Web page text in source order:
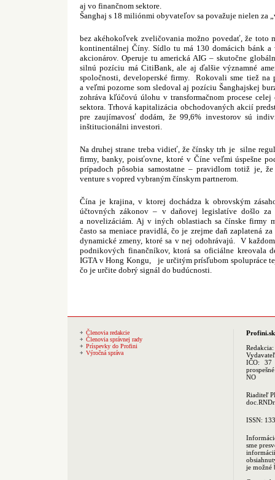
aj vo finančnom sektore.
Šanghaj s 18 miliónmi obyvateľov sa považuje nielen za
bez akéhokoľvek zveličovania možno povedať, že toto
kontinentálnej Číny. Sídlo tu má 130 domácich bánk a
akcionárov. Operuje tu americká AIG – skutočne
silnú pozíciu má CitiBank, ale aj ďalšie významné
spoločnosti, developerské firmy.
Rokovali sme tiež na
a veľmi pozorne som sledoval aj pozíciu Šanghajskej
zohráva kľúčovú úlohu v transformačnom procese
sektora. Trhová kapitalizácia obchodovaných akcií
pre zaujímavosť dodám, že 99,6% investorov sú
inštitucionálni investori.
Na druhej strane treba vidieť, že čínsky trh je silne
firmy, banky, poisťovne, ktoré v Číne veľmi úspešne
prípadoch pôsobia samostatne – pravidlom totiž je,
venture s vopred vybraným čínskym partnerom.
Čína je krajina, v ktorej dochádza k obrovským
účtovných zákonov – v daňovej legislatíve došlo
a novelizáciám. Aj v iných oblastiach sa čínske firmy
často sa meniace pravidlá, čo je zrejme daň zaplatená
dynamické zmeny, ktoré sa v nej odohrávajú.
V
podnikových finančníkov, ktorá sa oficiálne kreovala
IGTA v Hong Kongu,
je určitým prísľubom spolupráce
čo je určite dobrý signál do budúcnosti.
Členovia redakcie
Členovia správnej rady
Príspevky do Profini
Výročná správa
Profini.sk
Redakcia:
IČO: 37
NO
Riaditeľ
ISSN:
sme
je možné